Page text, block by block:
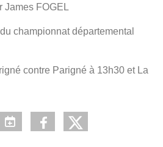
James FOGEL
championnat départemental
contre Parigné à 13h30 et La